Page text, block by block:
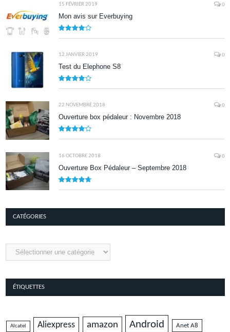
15 FÉVRIER 2019 0
Mon avis sur Everbuying
12 JANVIER 2019 0
Test du Elephone S8
22 NOVEMBRE 2018 0
Ouverture box pédaleur : Novembre 2018
16 OCTOBRE 2018 0
Ouverture Box Pédaleur – Septembre 2018
CATÉGORIES
Catégories
ÉTIQUETTES
Alcatel Aliexpress amazon Android Anet A8